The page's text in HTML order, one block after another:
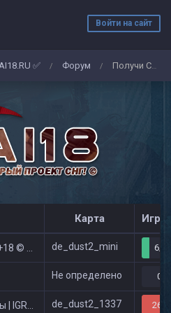
Войти на сайт
✅ / Форум / Получи СКИДКУ 50% на покупку первой привилегии на сервере
Карта
de_dust2_mini 6/
Не определено 0/0
ツ █ de_dust2_1337 26/